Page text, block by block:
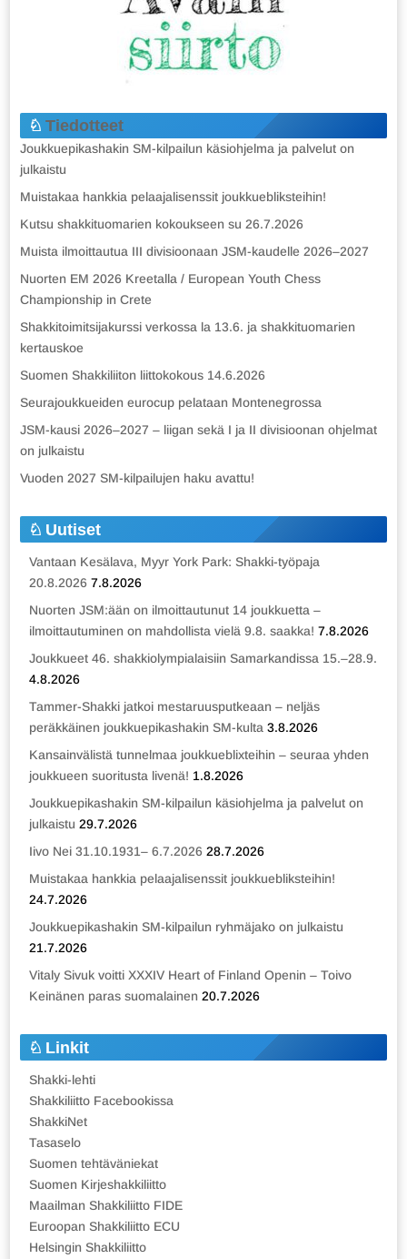
Tiedotteet
Joukkuepikashakin SM-kilpailun käsiohjelma ja palvelut on
julkaistu
Muistakaa hankkia pelaajalisenssit joukkuebliksteihin!
Kutsu shakkituomarien kokoukseen su 26.7.2026
Muista ilmoittautua III divisioonaan JSM-kaudelle 2026–2027
Nuorten EM 2026 Kreetalla / European Youth Chess
Championship in Crete
Shakkitoimitsijakurssi verkossa la 13.6. ja shakkituomarien
kertauskoe
Suomen Shakkiliiton liittokokous 14.6.2026
Seurajoukkueiden eurocup pelataan Montenegrossa
JSM-kausi 2026–2027 – liigan sekä I ja II divisioonan ohjelmat
on julkaistu
Vuoden 2027 SM-kilpailujen haku avattu!
Uutiset
Vantaan Kesälava, Myyr York Park: Shakki-työpaja
20.8.2026 7.8.2026
Nuorten JSM:ään on ilmoittautunut 14 joukkuetta –
ilmoittautuminen on mahdollista vielä 9.8. saakka! 7.8.2026
Joukkueet 46. shakkiolympialaisiin Samarkandissa 15.–28.9.
4.8.2026
Tammer-Shakki jatkoi mestaruusputkeaan – neljäs
peräkkäinen joukkuepikashakin SM-kulta 3.8.2026
Kansainvälistä tunnelmaa joukkueblixteihin – seuraa yhden
joukkueen suoritusta livenä! 1.8.2026
Joukkuepikashakin SM-kilpailun käsiohjelma ja palvelut on
julkaistu 29.7.2026
Iivo Nei 31.10.1931– 6.7.2026 28.7.2026
Muistakaa hankkia pelaajalisenssit joukkuebliksteihin!
24.7.2026
Joukkuepikashakin SM-kilpailun ryhmäjako on julkaistu
21.7.2026
Vitaly Sivuk voitti XXXIV Heart of Finland Openin – Toivo
Keinänen paras suomalainen 20.7.2026
Linkit
Shakki-lehti
Shakkiliitto Facebookissa
ShakkiNet
Tasaselo
Suomen tehtäväniekat
Suomen Kirjeshakkiliitto
Maailman Shakkiliitto FIDE
Euroopan Shakkiliitto ECU
Helsingin Shakkiliitto